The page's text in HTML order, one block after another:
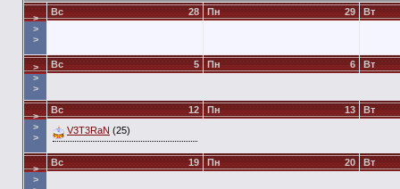
>
>
>
28
Вс 29
Пн Вт
>
>
>
5
Вс 6
Пн Вт
>
>
>
12
Вс
V3T3RaN (25)
13
Пн Вт
>
>
19
Вс 20
Пн Вт